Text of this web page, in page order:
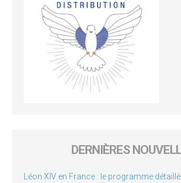
DERNIÈRES
Léon XIV en France : le programme